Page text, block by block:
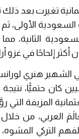
تغيرت بعد ذلك
الأولى، ثم
الثانية،
الشهير هنري
كان حتميًّا،
المزيفة
العربي، من
التركي المشوه،